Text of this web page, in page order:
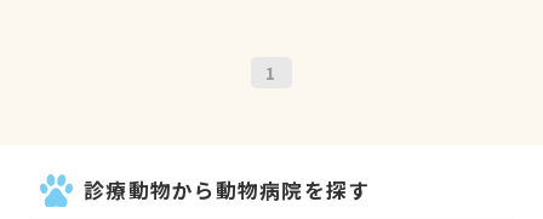
1
診療動物から動物病院を探す